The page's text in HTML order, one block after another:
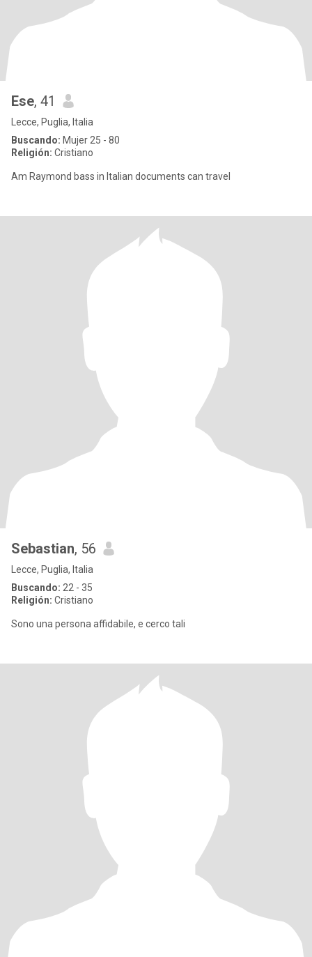
Ese, 41
Lecce, Puglia, Italia
Buscando: Mujer 25 - 80
Religión: Cristiano
Am Raymond bass in Italian documents can travel
Sebastian, 56
Lecce, Puglia, Italia
Buscando: 22 - 35
Religión: Cristiano
Sono una persona affidabile, e cerco tali